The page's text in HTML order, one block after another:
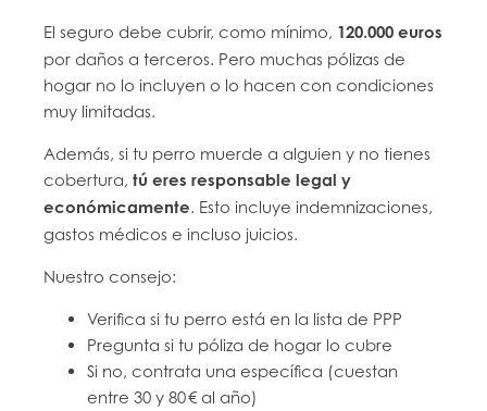
El seguro debe cubrir, como mínimo, 120.000 euros
por daños a terceros. Pero muchas pólizas de
hogar no lo incluyen o lo hacen con condiciones
muy limitadas.
Además, si tu perro muerde a alguien y no tienes
cobertura,tú eres responsable legal y
económicamente. Esto incluye indemnizaciones,
gastos médicos e incluso juicios.
Nuestro consejo:
Verifica si tu perro está en la lista de PPP
Pregunta si tu póliza de hogar lo cubre
Si no, contrata una específica (cuestan
entre 30 y 80 € al año)